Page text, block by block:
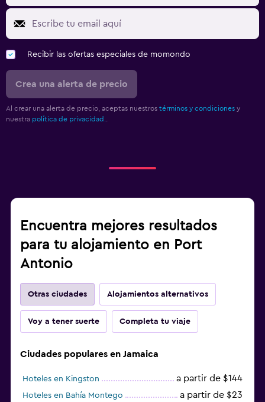
Recibir las ofertas especiales de momondo
Crea una alerta de precio
Al crear una alerta de precio, aceptas nuestros términos y condiciones y
nuestra política de privacidad.
Encuentra mejores resultados
para tu alojamiento en Port
Antonio
Otras ciudades Alojamientos alternativos
Voy a tener suerte Completa tu viaje
Ciudades populares en Jamaica
Hoteles en Kingston a partir de $144
Hoteles en Bahía Montego a partir de $23